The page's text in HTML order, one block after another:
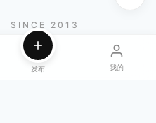
SINCE 2013
发布 我的